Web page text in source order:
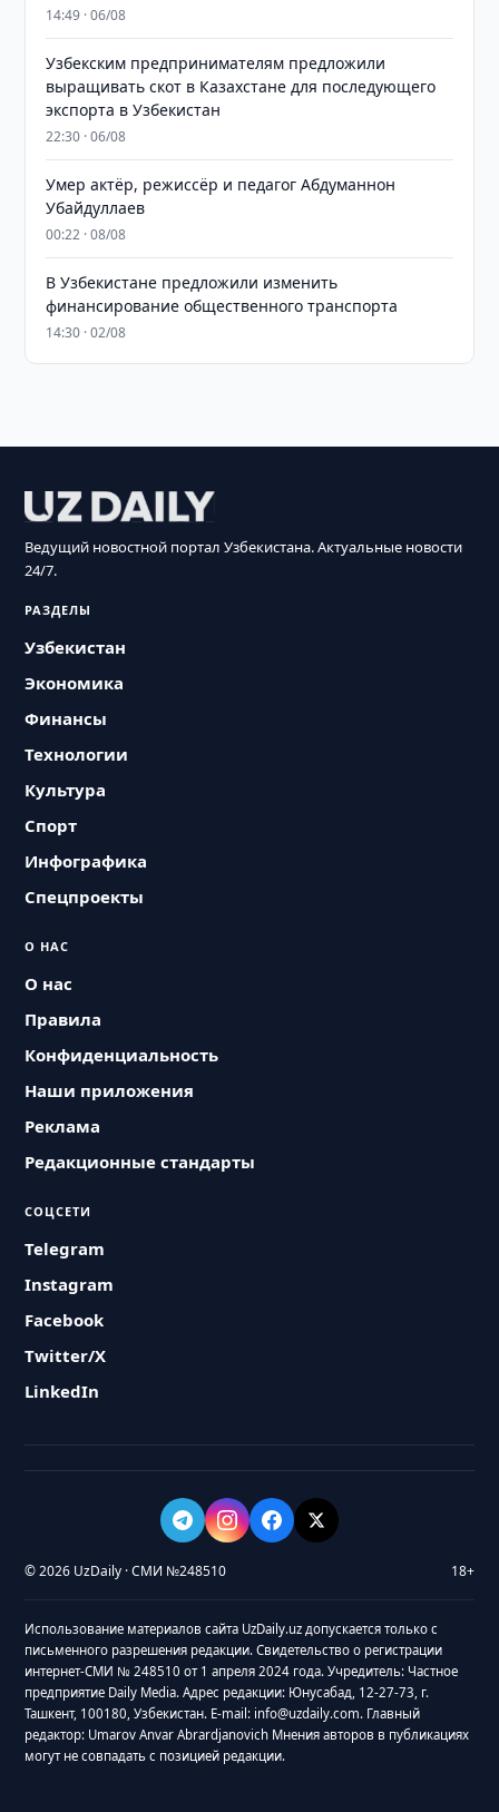
14:49 · 06/08
Узбекским предпринимателям предложили
выращивать скот в Казахстане для последующего
экспорта в Узбекистан
22:30 · 06/08
Умер актёр, режиссёр и педагог Абдуманнон
Убайдуллаев
00:22 · 08/08
В Узбекистане предложили изменить
финансирование общественного транспорта
14:30 · 02/08
Ведущий новостной портал Узбекистана. Актуальные новости
24/7.
РАЗДЕЛЫ
Узбекистан
Экономика
Финансы
Технологии
Культура
Спорт
Инфографика
Спецпроекты
О НАС
О нас
Правила
Конфиденциальность
Наши приложения
Реклама
Редакционные стандарты
СОЦСЕТИ
Telegram
Instagram
Facebook
Twitter/X
LinkedIn
© 2026 UzDaily · СМИ №248510 18+
Использование материалов сайта UzDaily.uz допускается только с
письменного разрешения редакции. Свидетельство о регистрации
интернет-СМИ № 248510 от 1 апреля 2024 года. Учредитель: Частное
предприятие Daily Media. Адрес редакции: Юнусабад, 12-27-73, г.
Ташкент, 100180, Узбекистан. E-mail: info@uzdaily.com. Главный
редактор: Umarov Anvar Abrardjanovich Мнения авторов в публикациях
могут не совпадать с позицией редакции.